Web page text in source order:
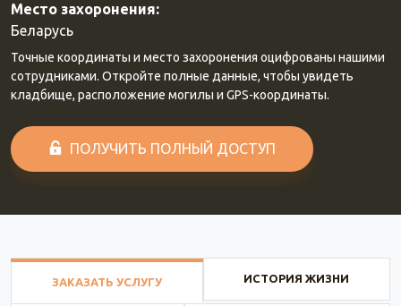
Место захоронения:
Беларусь
Точные координаты и место захоронения оцифрованы нашими
сотрудниками. Откройте полные данные, чтобы увидеть
кладбище, расположение могилы и GPS-координаты.
ПОЛУЧИТЬ ПОЛНЫЙ ДОСТУП
ЗАКАЗАТЬ УСЛУГУ ИСТОРИЯ ЖИЗНИ